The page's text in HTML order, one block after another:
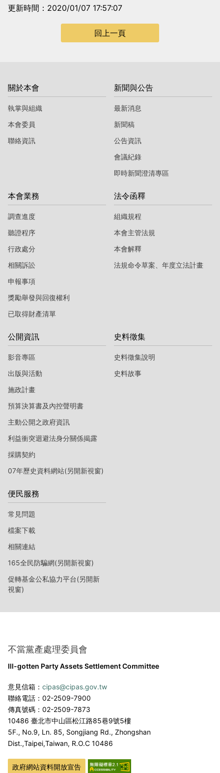
更新時間：2020/01/07 17:57:07
回上一頁
關於本會
執掌與組織
本會委員
聯絡資訊
新聞與公告
最新消息
新聞稿
公告資訊
會議紀錄
即時新聞澄清專區
本會業務
調查進度
聽證程序
行政處分
相關訴訟
申報事項
獎勵舉發與回復權利
已取得財產清單
法令函釋
組織規程
本會主管法規
本會解釋
法規命令草案、年度立法計畫
公開資訊
影音專區
出版與活動
施政計畫
預算決算書及內控聲明書
主動公開之政府資訊
利益衝突迴避法身分關係揭露
採購契約
07年歷史資料網站(另開新視窗)
史料徵集
史料徵集說明
史料故事
便民服務
常見問題
檔案下載
相關連結
165全民防騙網(另開新視窗)
促轉基金公私協力平台(另開新
視窗)
不當黨產處理委員會
Ill-gotten Party Assets Settlement Committee
意見信箱： cipas@cipas.gov.tw
聯絡電話：02-2509-7900
傳真號碼：02-2509-7873
10486 臺北市中山區松江路85巷9號5樓
5F., No.9, Ln. 85, Songjiang Rd., Zhongshan
Dist.,Taipei,Taiwan, R.O.C 10486
政府網站資料開放宣告